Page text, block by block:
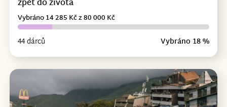
zpět do života
44 dárců Vybráno 18 %
Vybráno 14 285 Kč z 80 000 Kč